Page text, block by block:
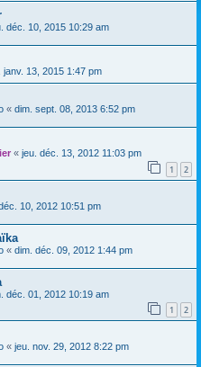
déc. 10, 2015 10:29 am
janv. 13, 2015 1:47 pm
« dim. sept. 08, 2013 6:52 pm
« jeu. déc. 13, 2012 11:03 pm
1 2
10, 2012 10:51 pm
« dim. déc. 09, 2012 1:44 pm
déc. 01, 2012 10:19 am
1 2
« jeu. nov. 29, 2012 8:22 pm